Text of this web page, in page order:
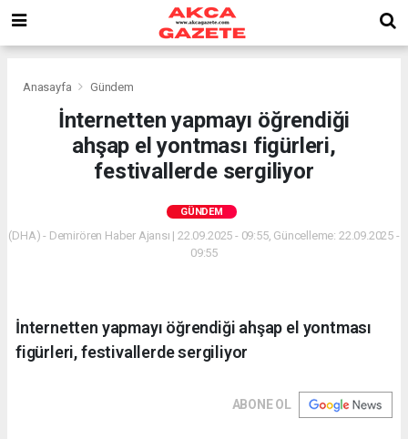
Anasayfa Gündem
İnternetten yapmayı öğrendiği
ahşap el yontması figürleri,
festivallerde sergiliyor
GÜNDEM
(DHA) - Demirören Haber Ajansı | 22.09.2025 - 09:55, Güncelleme: 22.09.2025 -
09:55
İnternetten yapmayı öğrendiği ahşap el yontması
figürleri, festivallerde sergiliyor
ABONE OL